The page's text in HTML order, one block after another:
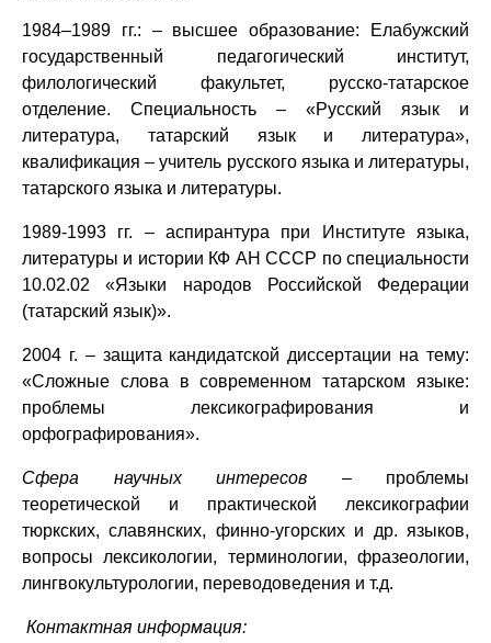
1984–1989 гг.: – высшее образование:
Елабужский
государственный педагогический институт,
филологический факультет, русско-татарское
отделение.
Специальность – «Русский язык и
литература, татарский язык и литература»,
квалификация – учитель русского языка и литературы,
татарского языка и литературы.
1989-1993 гг. – аспирантура при Институте языка,
литературы и истории КФ АН СССР по специальности
10.02.02 «Языки народов Российской Федерации
(татарский язык)».
2004 г. – защита кандидатской диссертации на тему:
«Сложные слова в современном татарском языке:
проблемы лексикографирования и
орфографирования».
Сфера научных интересов –
проблемы
теоретической и практической лексикографии
тюркских, славянских, финно-угорских и др. языков,
вопросы лексикологии, терминологии, фразеологии,
лингвокультурологии, переводоведения и т.д.
Контактная информация: